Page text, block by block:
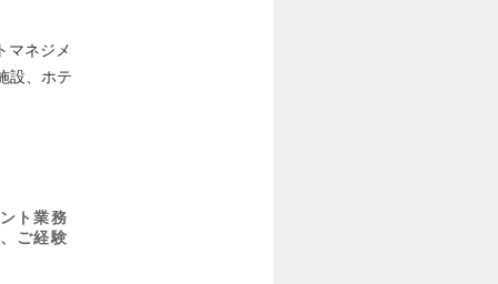
マネジメ
設、ホテ
ト業務
ご経験